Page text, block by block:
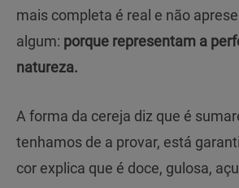
mais completa é real e não
algum: porque representam a
natureza.
A forma da cereja diz que é
tenhamos de a provar, está
cor explica que é doce, gulosa,